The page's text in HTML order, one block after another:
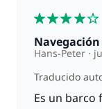
Hans-Peter
Traducido
Es un barco